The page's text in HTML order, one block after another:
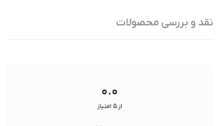
ظرفیت:
نقد و بررسی محصولات
۰.۰
از ۵ امتیاز